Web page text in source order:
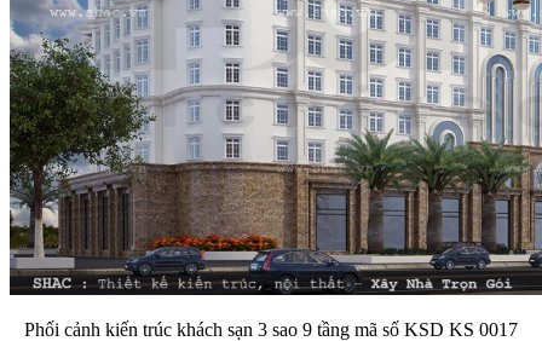
Phối cảnh kiến trúc khách sạn 3 sao 9 tầng mã số KSD KS 0017